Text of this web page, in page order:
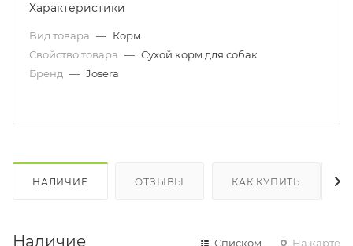
Характеристики
Вид товара — Корм
Свойство товара — Сухой корм для собак
Бренд — Josera
НАЛИЧИЕ ОТЗЫВЫ КАК КУПИТЬ
Наличие Списком На карте